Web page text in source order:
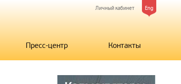
Eng
Личный кабинет
Пресс-центр Контакты